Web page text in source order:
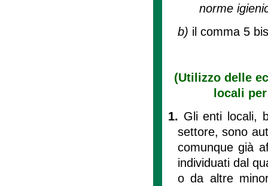
norme
b) il comma 5
(Utilizzo delle
locali
1. Gli enti locali,
settore, sono
comunque già
individuati dal
o da altre